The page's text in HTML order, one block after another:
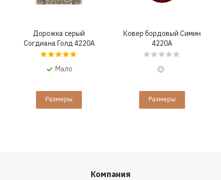
Дорожка серый
Согдиана Голд 4220A
Мало
Размеры
Ковер бордовый Симин
4220A
Размеры
Компания